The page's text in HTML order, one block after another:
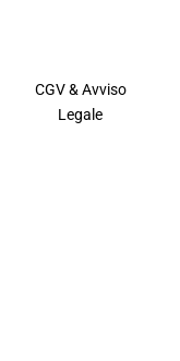
CGV & Avviso
Legale